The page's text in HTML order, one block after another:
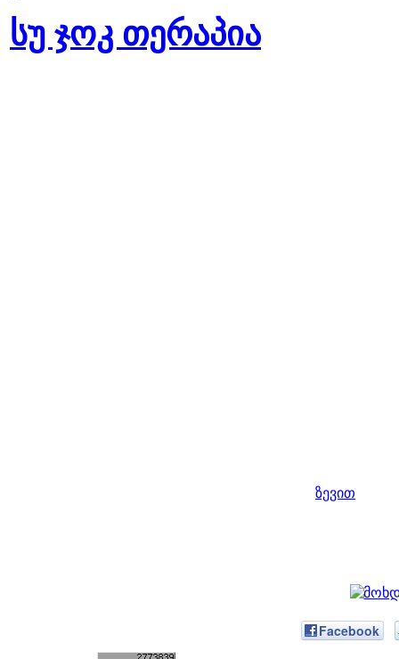
სუ ჯოკ თერაპია
ზევით
Facebook